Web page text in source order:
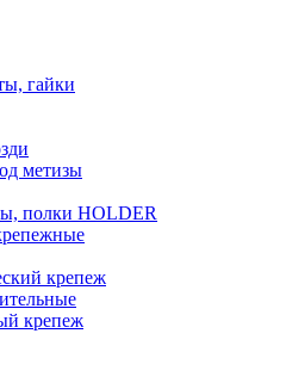
гайки
метизы
полки НОLDER
крепеж
крепеж